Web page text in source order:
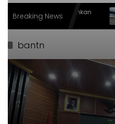
Breaking News
Bupati Serahkan
Penyandang
bantn